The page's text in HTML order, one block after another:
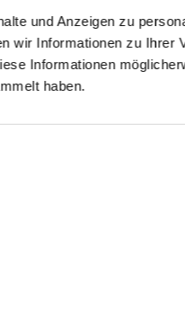
und Anzeigen zu
wir Informationen zu
Informationen
haben.